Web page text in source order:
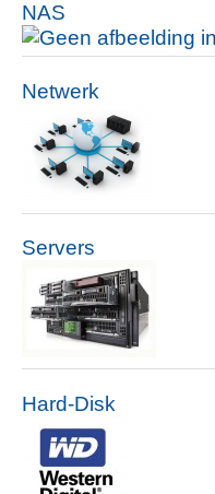
NAS
Netwerk
Servers
Hard-Disk